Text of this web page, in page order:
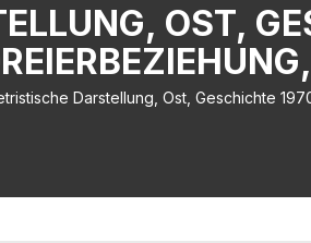
OST,
Darstellung, Ost, Geschichte